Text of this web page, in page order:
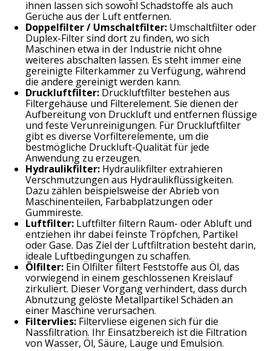
ihnen lassen sich sowohl Schadstoffe als auch
Gerüche aus der Luft entfernen.
Doppelfilter / Umschaltfilter:Umschaltfilter oder
Duplex-Filter sind dort zu finden, wo sich
Maschinen etwa in der Industrie nicht ohne
weiteres abschalten lassen. Es steht immer eine
gereinigte Filterkammer zu Verfügung, während
die andere gereinigt werden kann.
Druckluftfilter:Druckluftfilter bestehen aus
Filtergehäuse und Filterelement. Sie dienen der
Aufbereitung von Druckluft und entfernen flüssige
und feste Verunreinigungen. Für Druckluftfilter
gibt es diverse Vorfilterelemente, um die
bestmögliche Druckluft-Qualität für jede
Anwendung zu erzeugen.
Hydraulikfilter:Hydraulikfilter extrahieren
Verschmutzungen aus Hydraulikflüssigkeiten.
Dazu zählen beispielsweise der Abrieb von
Maschinenteilen, Farbabplatzungen oder
Gummireste.
Luftfilter: Luftfilter filtern Raum- oder Abluft und
entziehen ihr dabei feinste Tröpfchen, Partikel
oder Gase. Das Ziel der Luftfiltration besteht darin,
ideale Luftbedingungen zu schaffen.
Ölfilter: Ein Ölfilter filtert Feststoffe aus Öl, das
vorwiegend in einem geschlossenen Kreislauf
zirkuliert. Dieser Vorgang verhindert, dass durch
Abnutzung gelöste Metallpartikel Schäden an
einer Maschine verursachen.
Filtervlies:Filtervliese eigenen sich für die
Nassfiltration. Ihr Einsatzbereich ist die Filtration
von Wasser, Öl, Säure, Lauge und Emulsion.